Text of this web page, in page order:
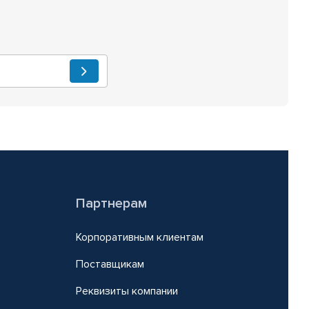
Партнерам
Корпоративным клиентам
Поставщикам
Реквизиты компании